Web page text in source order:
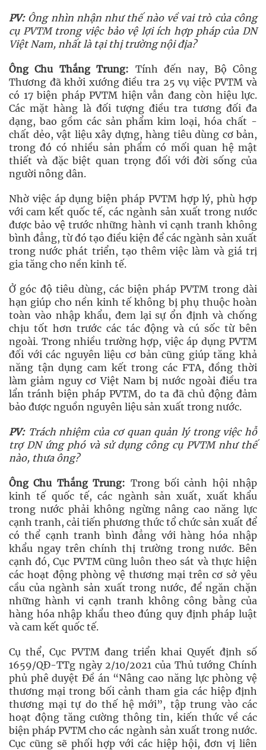
PV:Ông nhìn nhận như thế nào về vai trò của công
cụ PVTM trong việc bảo vệ lợi ích hợp pháp của DN
Việt Nam, nhất là tại thị trường nội địa?
Ông Chu Thắng Trung: Tính đến nay, Bộ Công
Thương đã khởi xướng điều tra 25 vụ việc PVTM và
có 17 biện pháp PVTM hiện vẫn đang còn hiệu lực.
Các mặt hàng là đối tượng điều tra tương đối đa
dạng, bao gồm các sản phẩm kim loại, hóa chất -
chất dẻo, vật liệu xây dựng, hàng tiêu dùng cơ bản,
trong đó có nhiều sản phẩm có mối quan hệ mật
thiết và đặc biệt quan trọng đối với đời sống của
người nông dân.
Nhờ việc áp dụng biện pháp PVTM hợp lý, phù hợp
với cam kết quốc tế, các ngành sản xuất trong nước
được bảo vệ trước những hành vi cạnh tranh không
bình đẳng, từ đó tạo điều kiện để các ngành sản xuất
trong nước phát triển, tạo thêm việc làm và giá trị
gia tăng cho nền kinh tế.
Ở góc độ tiêu dùng, các biện pháp PVTM trong dài
hạn giúp cho nền kinh tế không bị phụ thuộc hoàn
toàn vào nhập khẩu, đem lại sự ổn định và chống
chịu tốt hơn trước các tác động và cú sốc từ bên
ngoài. Trong nhiều trường hợp, việc áp dụng PVTM
đối với các nguyên liệu cơ bản cũng giúp tăng khả
năng tận dụng cam kết trong các FTA, đồng thời
làm giảm nguy cơ Việt Nam bị nước ngoài điều tra
lẩn tránh biện pháp PVTM, do ta đã chủ động đảm
bảo được nguồn nguyên liệu sản xuất trong nước.
PV:Trách nhiệm của cơ quan quản lý trong việc hỗ
trợ DN ứng phó và sử dụng công cụ PVTM như thế
nào, thưa ông?
Ông Chu Thắng Trung: Trong bối cảnh hội nhập
kinh tế quốc tế, các ngành sản xuất, xuất khẩu
trong nước phải không ngừng nâng cao năng lực
cạnh tranh, cải tiến phương thức tổ chức sản xuất để
có thể cạnh tranh bình đẳng với hàng hóa nhập
khẩu ngay trên chính thị trường trong nước. Bên
cạnh đó, Cục PVTM cũng luôn theo sát và thực hiện
các hoạt động phòng vệ thương mại trên cơ sở yêu
cầu của ngành sản xuất trong nước, để ngăn chặn
những hành vi cạnh tranh không công bằng của
hàng hóa nhập khẩu theo đúng quy định pháp luật
và cam kết quốc tế.
Cụ thể, Cục PVTM đang triển khai Quyết định số
1659/QĐ-TTg ngày 2/10/2021 của Thủ tướng Chính
phủ phê duyệt Đề án “Nâng cao năng lực phòng vệ
thương mại trong bối cảnh tham gia các hiệp định
thương mại tự do thế hệ mới”, tập trung vào các
hoạt động tăng cường thông tin, kiến thức về các
biện pháp PVTM cho các ngành sản xuất trong nước.
Cục cũng sẽ phối hợp với các hiệp hội, đơn vị liên